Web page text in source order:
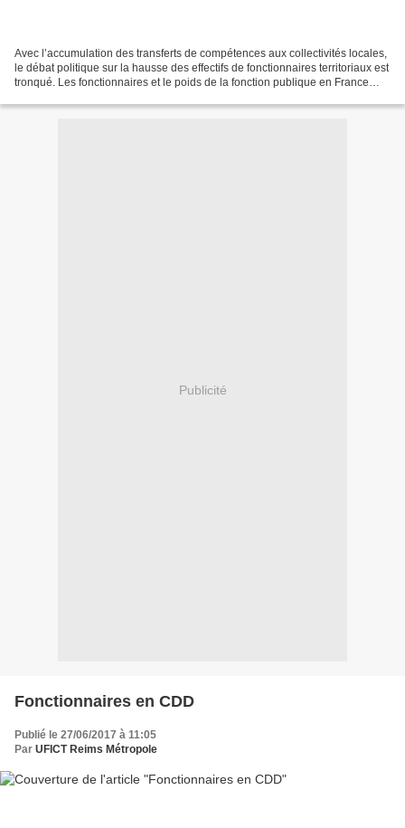
Avec l’accumulation des transferts de compétences aux collectivités locales,
le débat politique sur la hausse des effectifs de fonctionnaires territoriaux est
tronqué. Les fonctionnaires et le poids de la fonction publique en France
Publicité
Fonctionnaires en CDD
Publié le 27/06/2017 à 11:05
Par UFICT Reims Métropole